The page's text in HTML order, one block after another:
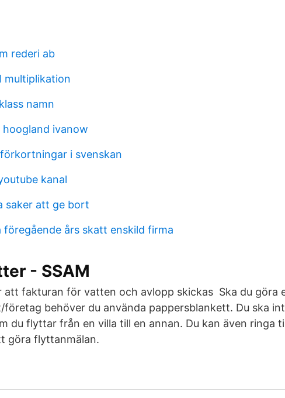
rederi ab
multiplikation
namn
ivanow
i svenskan
kanal
saker att ge bort
föregående års skatt enskild firma
- SSAM
att fakturan för vatten och avlopp skickas Ska du göra
företag behöver du använda pappersblankett. Du ska
du flyttar från en villa till en annan. Du kan även ringa
göra flyttanmälan.